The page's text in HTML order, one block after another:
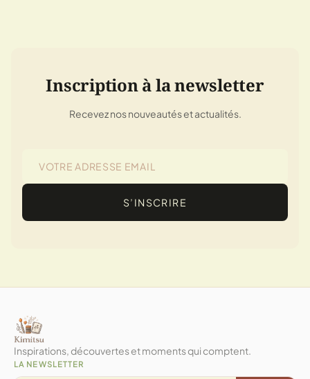
Inscription à la newsletter
Recevez nos nouveautés et actualités.
S’INSCRIRE
Inspirations, découvertes et moments qui comptent.
LA NEWSLETTER